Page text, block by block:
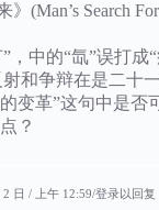
》(Man’s Search
，中的“氙”误打成
射和争辩在是二十
变革”这句中是否
？
日 / 上午 12:59 登录以回复